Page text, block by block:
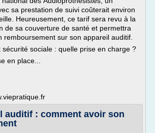
sa prestation de suivi coûterait environ
Heureusement, ce tarif sera revu à la
de sa couverture de santé et permettra
remboursement sur son appareil auditif.
sécurité sociale : quelle prise en charge ?
en place...
auditif : comment avoir son